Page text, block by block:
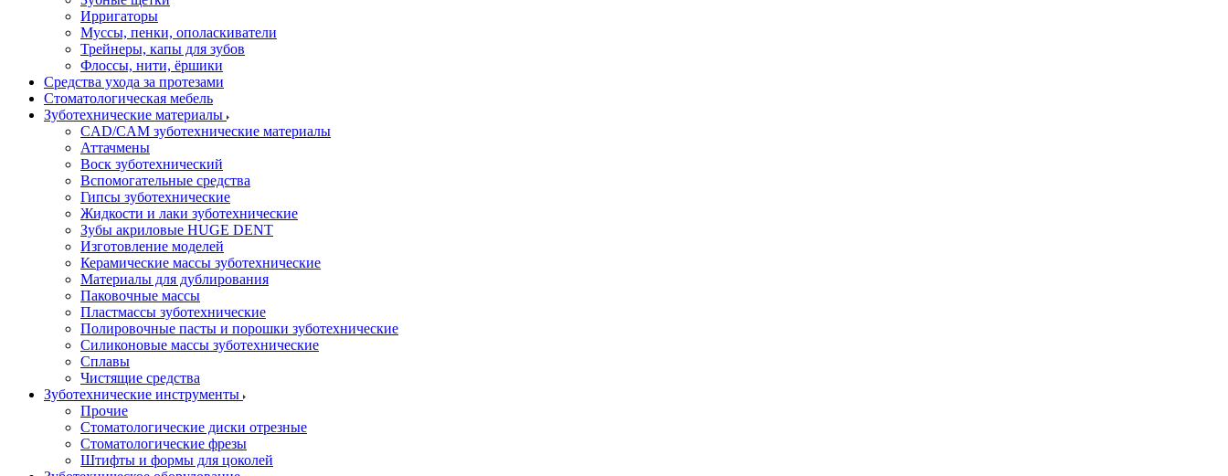
Ирригаторы
Муссы, пенки, ополаскиватели
Трейнеры, капы для зубов
Флоссы, нити, ёршики
Средства ухода за протезами
Стоматологическая мебель
Зуботехнические материалы
CAD/CAM зуботехнические материалы
Аттачмены
Воск зуботехнический
Вспомогательные средства
Гипсы зуботехнические
Жидкости и лаки зуботехнические
Зубы акриловые HUGE DENT
Изготовление моделей
Керамические массы зуботехнические
Материалы для дублирования
Паковочные массы
Пластмассы зуботехнические
Полировочные пасты и порошки зуботехнические
Силиконовые массы зуботехнические
Сплавы
Чистящие средства
Зуботехнические инструменты
Прочие
Стоматологические диски отрезные
Стоматологические фрезы
Штифты и формы для цоколей